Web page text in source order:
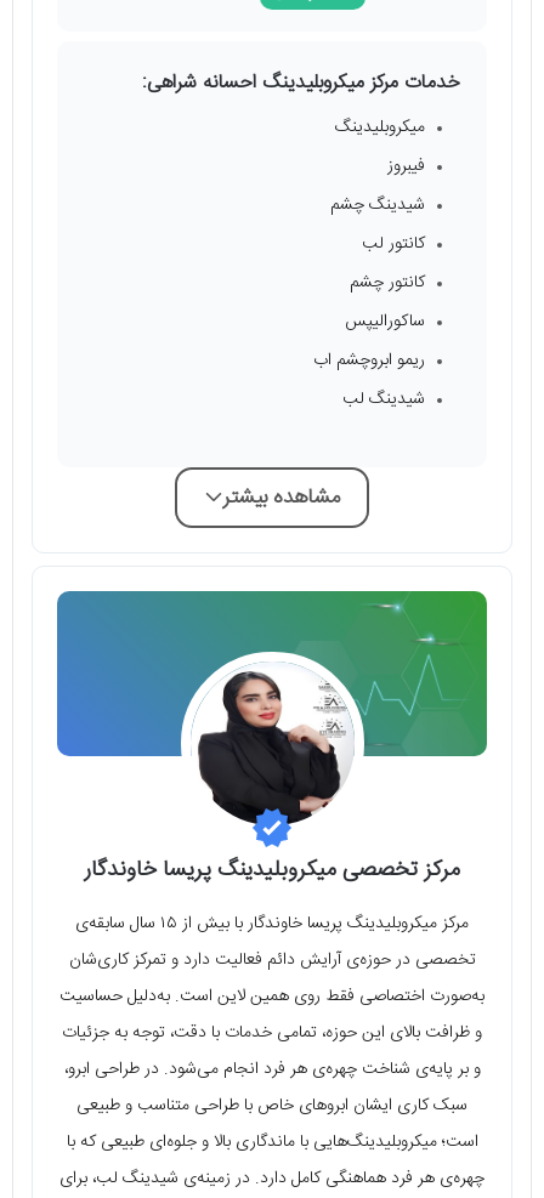
خدمات مرکز میکروبلیدینگ احسانه شراهی:
میکروبلیدینگ‌
فیبروز
شیدینگ چشم‌
کانتور لب
کانتور چشم‌
ساکورالیپس
ریمو ابرو‌چشم اب
شیدینگ لب
مشاهده بیشتر
مرکز تخصصی میکروبلیدینگ پریسا خاوندگار
مرکز میکروبلیدینگ پریسا خاوندگار با بیش از ۱۵ سال سابقه‌ی
تخصصی در حوزه‌ی آرایش دائم فعالیت دارد و تمرکز کاری‌شان
به‌صورت اختصاصی فقط روی همین لاین است. به‌دلیل حساسیت
و ظرافت بالای این حوزه، تمامی خدمات با دقت، توجه به جزئیات
و بر پایه‌ی شناخت چهره‌ی هر فرد انجام می‌شود. در طراحی ابرو،
سبک کاری ایشان ابروهای خاص با طراحی متناسب و طبیعی
است؛ میکروبلیدینگ‌هایی با ماندگاری بالا و جلوه‌ای طبیعی که با
چهره‌ی هر فرد هماهنگی کامل دارد. در زمینه‌ی شیدینگ لب، برای